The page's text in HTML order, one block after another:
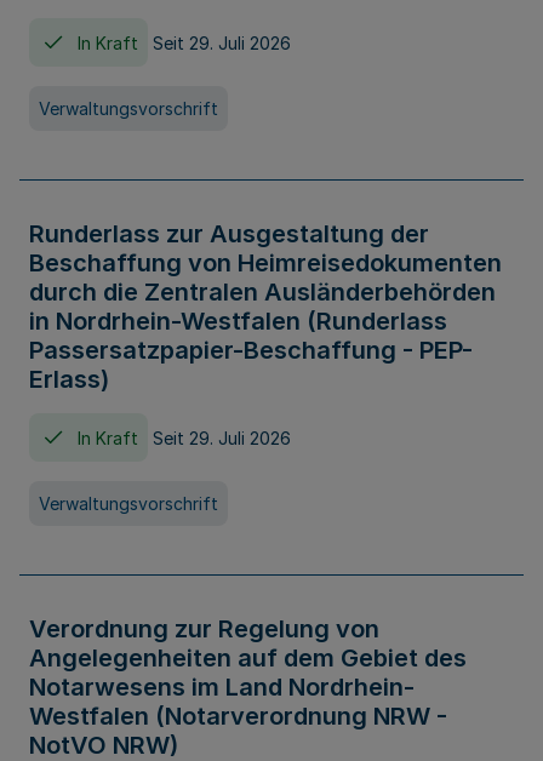
In Kraft Seit 29. Juli 2026
Verwaltungsvorschrift
Runderlass zur Ausgestaltung der
Beschaffung von Heimreisedokumenten
durch die Zentralen Ausländerbehörden
in Nordrhein-Westfalen (Runderlass
Passersatzpapier-Beschaffung - PEP-
Erlass)
In Kraft Seit 29. Juli 2026
Verwaltungsvorschrift
Verordnung zur Regelung von
Angelegenheiten auf dem Gebiet des
Notarwesens im Land Nordrhein-
Westfalen (Notarverordnung NRW -
NotVO NRW)